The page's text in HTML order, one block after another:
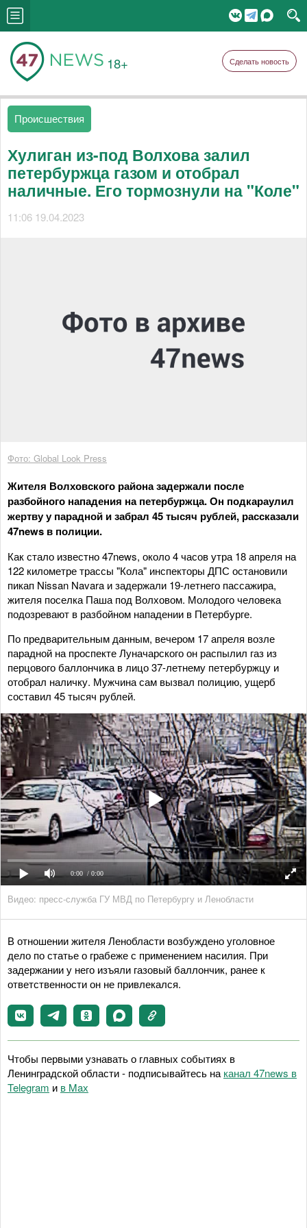
18+ Сделать новость
Происшествия
Хулиган из-под Волхова залил
петербуржца газом и отобрал
наличные. Его тормознули на "Коле"
11:06 19.04.2023
Фото: Global Look Press
Жителя Волховского района задержали после
разбойного нападения на петербуржца. Он подкараулил
жертву у парадной и забрал 45 тысяч рублей, рассказали
47news в полиции.
Как стало известно 47news, около 4 часов утра 18 апреля на
122 километре трассы "Кола" инспекторы ДПС остановили
пикап Nissan Navara и задержали 19-летнего пассажира,
жителя поселка Паша под Волховом. Молодого человека
подозревают в разбойном нападении в Петербурге.
По предварительным данным, вечером 17 апреля возле
парадной на проспекте Луначарского он распылил газ из
перцового баллончика в лицо 37-летнему петербуржцу и
отобрал наличку. Мужчина сам вызвал полицию, ущерб
составил 45 тысяч рублей.
0:00 / 0:00
Видео: пресс-служба ГУ МВД по Петербургу и Ленобласти
В отношении жителя Ленобласти возбуждено уголовное
дело по статье о грабеже с применением насилия. При
задержании у него изъяли газовый баллончик, ранее к
ответственности он не привлекался.
Чтобы первыми узнавать о главных событиях в
Ленинградской области - подписывайтесь на канал 47news в
Telegram и в Maх